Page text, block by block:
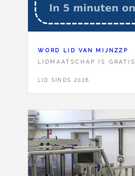
WORD LID VAN MIJNZZP
LIDMAATSCHAP IS GRATIS
LID SINDS 2026